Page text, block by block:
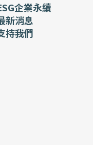
企業永續
新消息
持我們